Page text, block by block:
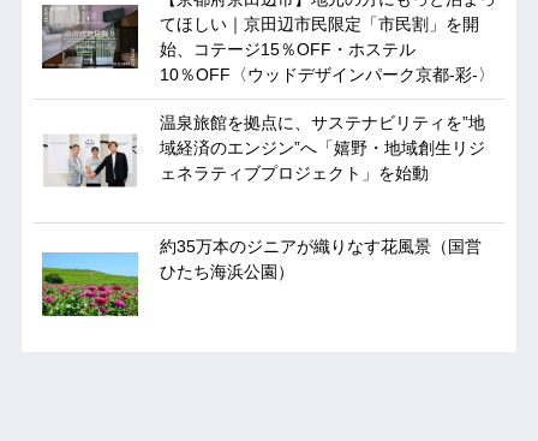
てほしい｜京田辺市民限定「市民割」を開
始、コテージ15％OFF・ホステル
10％OFF〈ウッドデザインパーク京都-彩-〉
温泉旅館を拠点に、サステナビリティを”地
域経済のエンジン”へ「嬉野・地域創生リジ
ェネラティブプロジェクト」を始動
約35万本のジニアが織りなす花風景（国営
ひたち海浜公園）